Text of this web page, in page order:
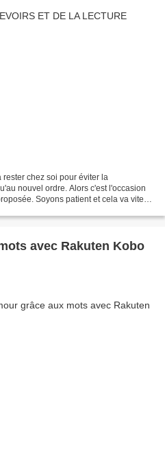
chez soi pour éviter la
nouvel ordre. Alors c'est l'occasion
Soyons patient et cela va vite
avec Rakuten Kobo